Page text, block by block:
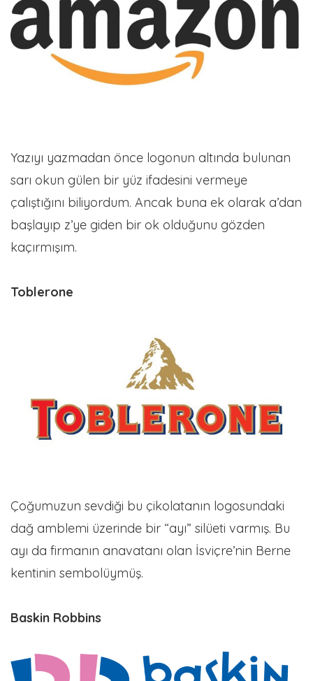
Yazıyı yazmadan önce logonun altında bulunan
sarı okun gülen bir yüz ifadesini vermeye
çalıştığını biliyordum. Ancak buna ek olarak a’dan
başlayıp z’ye giden bir ok olduğunu gözden
kaçırmışım.
Toblerone
Çoğumuzun sevdiği bu çikolatanın logosundaki
dağ amblemi üzerinde bir “ayı” silüeti varmış. Bu
ayı da firmanın anavatanı olan İsviçre’nin Berne
kentinin sembolüymüş.
Baskin Robbins